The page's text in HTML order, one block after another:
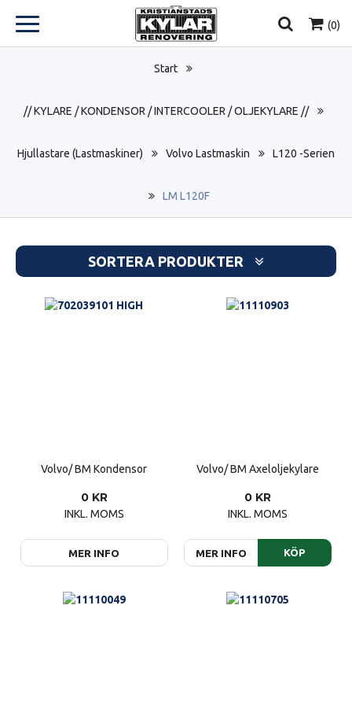
(0)
Start
// KYLARE / KONDENSOR / INTERCOOLER / OLJEKYLARE //
Hjullastare (Lastmaskiner) Volvo Lastmaskin L120 -Serien
LM L120F
SORTERA PRODUKTER
Volvo/ BM Kondensor
0 KR
INKL. MOMS
MER INFO
Volvo/ BM Axeloljekylare
0 KR
INKL. MOMS
KÖP
MER INFO